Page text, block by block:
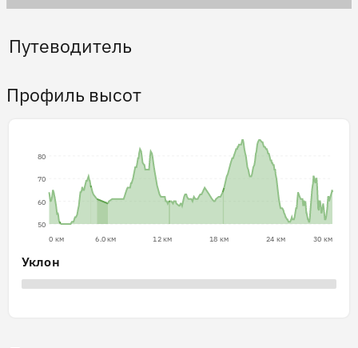
Путеводитель
Профиль высот
50
60
70
80
0 км 6.0 км 12 км 18 км 24 км 30 км
Уклон